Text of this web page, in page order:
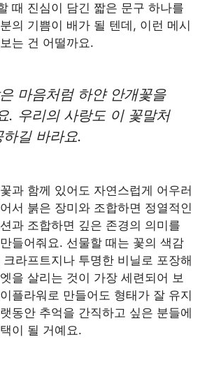
때 진심이 담긴 짧은 문구 하나를
의 기쁨이 배가 될 텐데, 이런 메시
는 건 어떨까요.
마음처럼 하얀 안개꽃을
. 우리의 사랑도 이 꽃말처
길 바라요.
과 함께 있어도 자연스럽게 어우러
서 붉은 장미와 조합하면 정열적인
과 조합하면 깊은 존경의 의미를
들어줘요. 선물할 때는 꽃의 색감
라프트지나 투명한 비닐로 포장해
을 살리는 것이 가장 세련되어 보
플라워로 만들어도 형태가 잘 유지
동안 추억을 간직하고 싶은 분들에
이 될 거예요.